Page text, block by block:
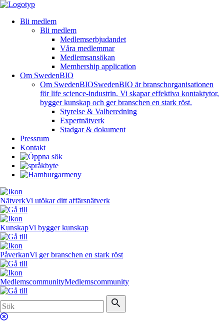
Bli medlem
Bli medlem
Medlemserbjudandet
Våra medlemmar
Medlemsansökan
Membership application
Om SwedenBIO
Om SwedenBIOSwedenBIO är branschorganisationen
för life science-industrin. Vi skapar effektiva kontaktytor,
bygger kunskap och ger branschen en stark röst.
Styrelse & Valberedning
Expertnätverk
Stadgar & dokument
Pressrum
Kontakt
NätverkVi utökar ditt affärsnätverk
KunskapVi bygger kunskap
PåverkanVi ger branschen en stark röst
MedlemscommunityMedlemscommunity